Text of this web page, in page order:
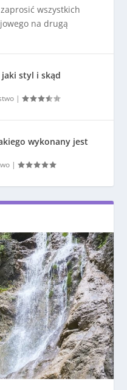
wszystkich
na drugą
styl i skąd
|
wykonany jest
|